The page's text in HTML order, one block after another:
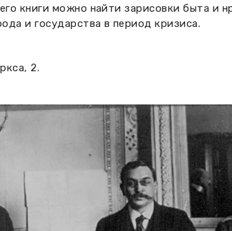
книги можно найти зарисовки быта и
и государства в период кризиса.
2.